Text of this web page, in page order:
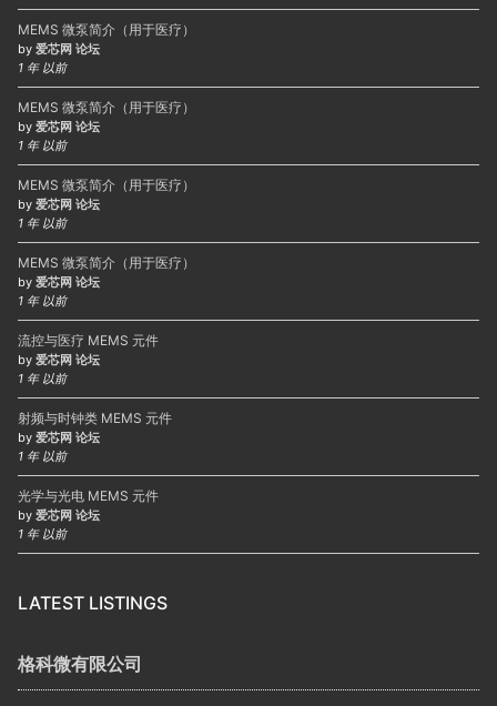
MEMS 微泵简介（用于医疗）
by 爱芯网 论坛
1 年 以前
MEMS 微泵简介（用于医疗）
by 爱芯网 论坛
1 年 以前
MEMS 微泵简介（用于医疗）
by 爱芯网 论坛
1 年 以前
MEMS 微泵简介（用于医疗）
by 爱芯网 论坛
1 年 以前
流控与医疗 MEMS 元件
by 爱芯网 论坛
1 年 以前
射频与时钟类 MEMS 元件
by 爱芯网 论坛
1 年 以前
光学与光电 MEMS 元件
by 爱芯网 论坛
1 年 以前
LATEST LISTINGS
格科微有限公司